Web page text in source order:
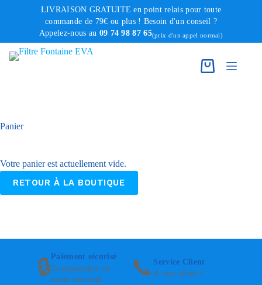
LIVRAISON GRATUITE en point relais pour toute
commande de 79€ ou plus ! Besoin d'un conseil ?
Appelez-nous au 09 74 98 87 65(prix d'un appel normal)
Panier
Votre panier est actuellement vide.
RETOUR À LA BOUTIQUE
🔒Paiement sécurisé
Commandez en
toute sécurité
📞 Service Client
A vos côtés !